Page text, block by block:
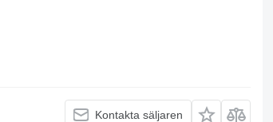
Kontakta säljaren